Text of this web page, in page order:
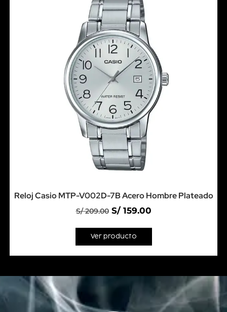
Reloj Casio MTP-V002D-7B Acero Hombre Plateado
S/209.00 S/159.00
Ver producto